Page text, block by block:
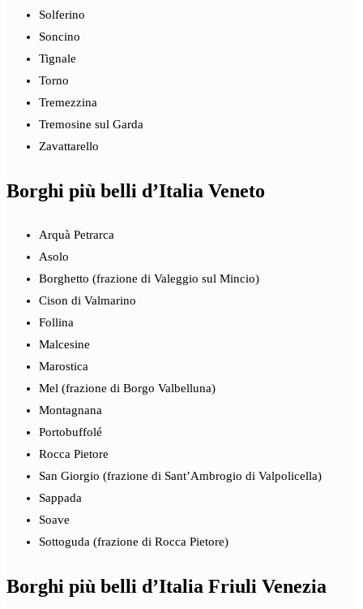
Solferino
Soncino
Tignale
Torno
Tremezzina
Tremosine sul Garda
Zavattarello
Borghi più belli d’Italia Veneto
Arquà Petrarca
Asolo
Borghetto (frazione di Valeggio sul Mincio)
Cison di Valmarino
Follina
Malcesine
Marostica
Mel (frazione di Borgo Valbelluna)
Montagnana
Portobuffolé
Rocca Pietore
San Giorgio (frazione di Sant’Ambrogio di Valpolicella)
Sappada
Soave
Sottoguda (frazione di Rocca Pietore)
Borghi più belli d’Italia Friuli Venezia